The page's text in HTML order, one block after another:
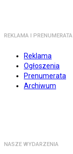
REKLAMA I PRENUMERATA
Reklama
Ogłoszenia
Prenumerata
Archiwum
NASZE WYDARZENIA